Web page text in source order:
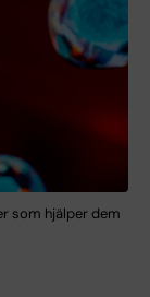
som hjälper dem